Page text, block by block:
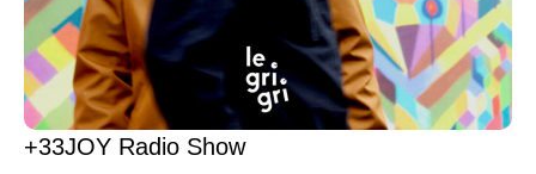
+33JOY Radio Show